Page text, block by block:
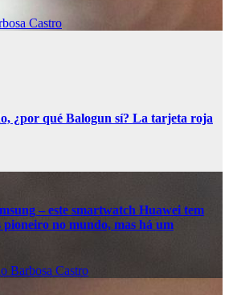
Castro
¿por qué Balogun sí? La tarjeta roja
– este smartwatch Huawei tem
pioneiro no mundo, mas há um
Barbosa Castro